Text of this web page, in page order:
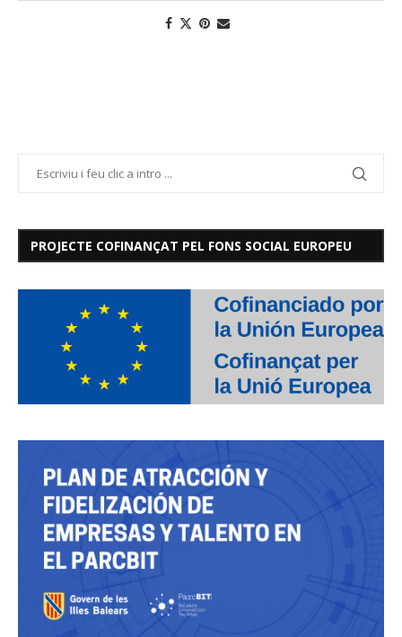
PROJECTE COFINANÇAT PEL FONS SOCIAL EUROPEU